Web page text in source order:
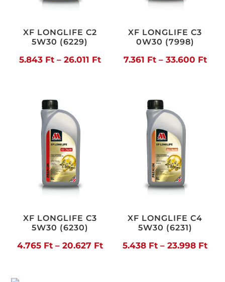
XF LONGLIFE C2
5W30 (6229)
5.843 Ft – 26.011 FtÁrtartomány:
XF LONGLIFE C3
0W30 (7998)
7.361 Ft – 33.600 Ft
XF LONGLIFE C3
5W30 (6230)
4.765 Ft – 20.627 FtÁrtartomány:
XF LONGLIFE C4
5W30 (6231)
5.438 Ft – 23.998 Ft